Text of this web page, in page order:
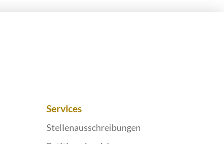
Services
Stellenausschreibungen